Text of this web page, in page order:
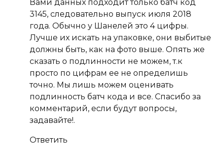
Вами данных подходит только батч код
3145, следовательно выпуск июля 2018
года. Обычно у Шанелей это 4 цифры.
Лучше их искать на упаковке, они выбитые
должны быть, как на фото выше. Опять же
сказать о подлинности не можем, т.к
просто по цифрам ее не определишь
точно. Мы лишь можем оценивать
подлинность батч кода и все. Спасибо за
комментарий, если будут вопросы,
задавайте!.
Ответить